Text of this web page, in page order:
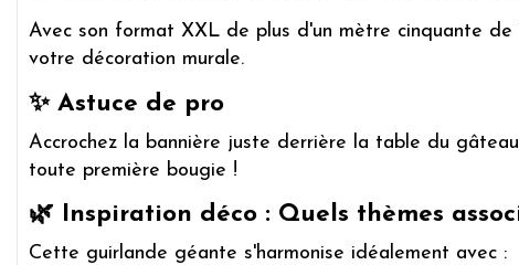
Avec son format XXL de plus d'un mètre cinquante
votre décoration murale.
✨ Astuce de pro
Accrochez la bannière juste derrière la table du
toute première bougie !
🌿 Inspiration déco : Quels thèmes
Cette guirlande géante s'harmonise idéalement avec :